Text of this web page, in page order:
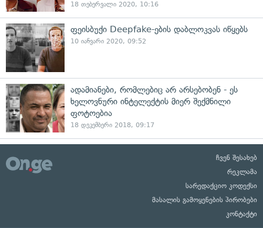
18 თებერვალი 2020, 10:16
ფეისბუქი Deepfake-ების დაბლოკვას იწყებს
10 იანვარი 2020, 09:52
ადამიანები, რომლებიც არ არსებობენ - ეს
ხელოვნური ინტელექტის მიერ შექმნილი
ფოტოებია
18 დეკემბერი 2018, 09:17
ჩვენ შესახებ
რეკლამა
სარედაქციო კოდექსი
მასალის გამოყენების პირობები
კონტაქტი